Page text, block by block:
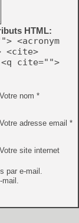
HTML:
<acronym
<cite>
<q cite="">
Votre nom *
Votre adresse email *
Votre site internet
par e-mail.
mail.